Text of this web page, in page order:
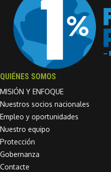
QUIÉNES SOMOS
MISIÓN Y ENFOQUE
Nuestros socios nacionales
Empleo y oportunidades
Nuestro equipo
Protección
Gobernanza
Contacte